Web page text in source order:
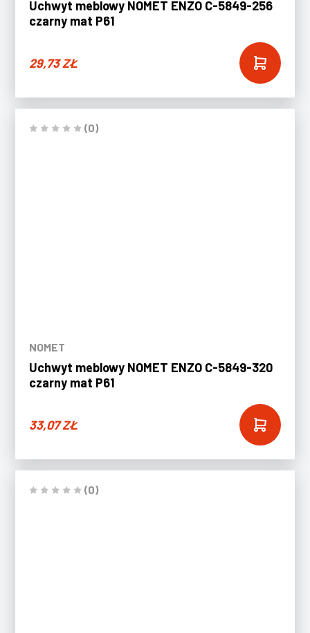
Uchwyt meblowy NOMET ENZO C-5849-256
czarny mat P61
29,73ZŁ
(0)
NOMET
Uchwyt meblowy NOMET ENZO C-5849-320
czarny mat P61
33,07ZŁ
(0)